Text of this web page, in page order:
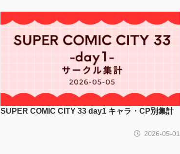
SUPER COMIC CITY 33 day1 キャラ・CP別集計
2026-05-01